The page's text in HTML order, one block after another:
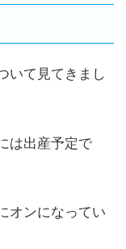
いて見てきまし
は出産予定で
オンになってい